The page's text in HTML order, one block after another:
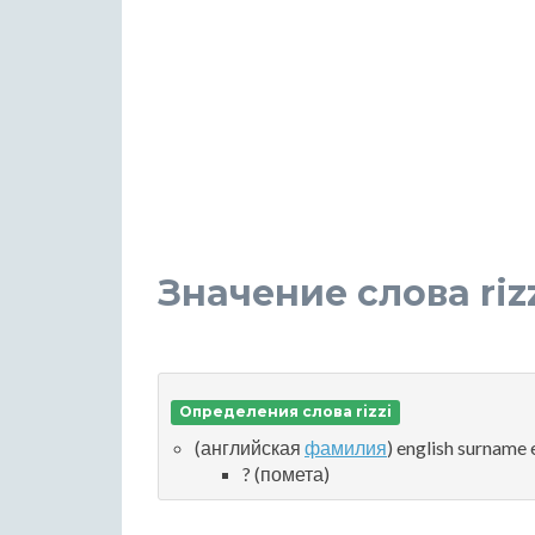
Значение слова
Определения слова rizzi
(английская фамилия) english surname
? (помета)